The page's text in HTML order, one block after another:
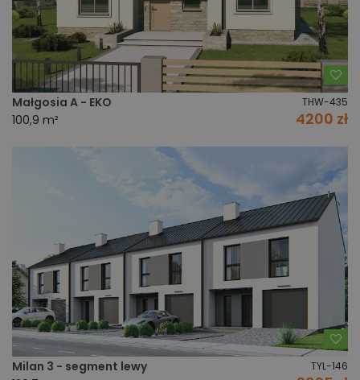
Małgosia A - EKO THW-435
100,9 m² 4200 zł
Milan 3 - segment lewy TYL-146